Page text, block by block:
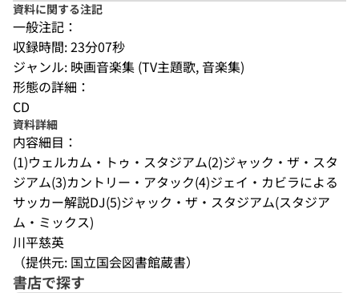
資料に関する注記
一般注記：
収録時間: 23分07秒
ジャンル: 映画音楽集 (TV主題歌, 音楽集)
形態の詳細：
CD
資料詳細
内容細目：
(1)ウェルカム・トゥ・スタジアム(2)ジャック・ザ・スタ
ジアム(3)カントリー・アタック(4)ジェイ・カビラによる
サッカー解説DJ(5)ジャック・ザ・スタジアム(スタジア
ム・ミックス)
川平慈英
（提供元: 国立国会図書館蔵書）
書店で探す